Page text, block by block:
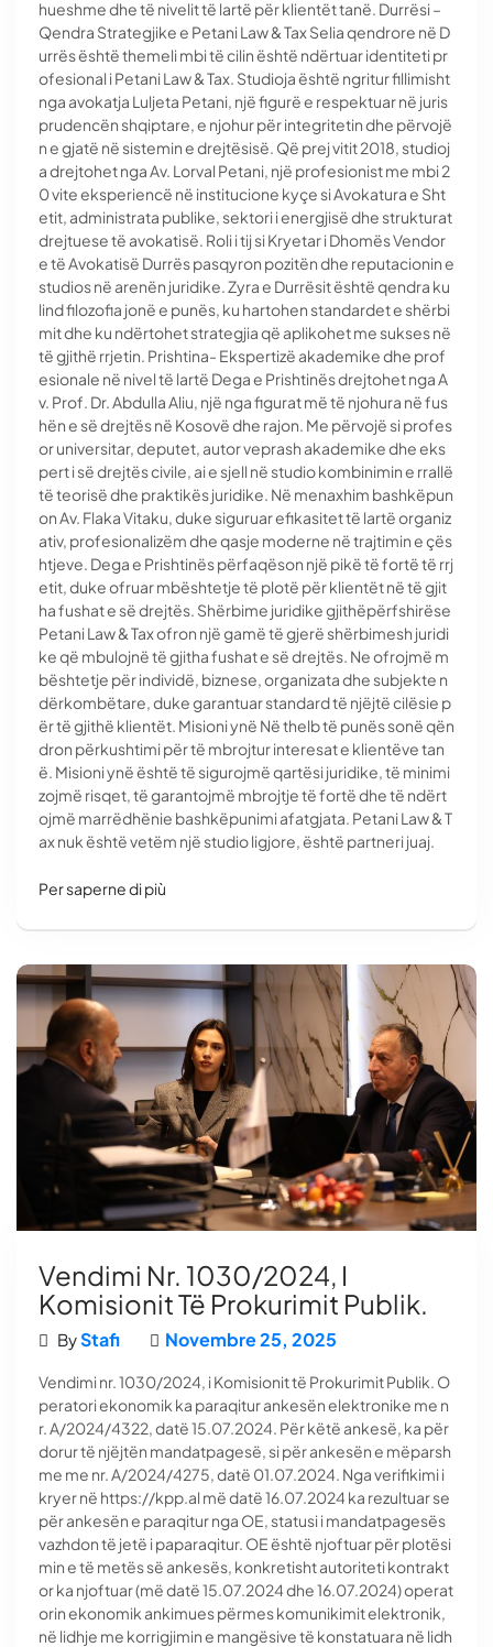
hueshme dhe të nivelit të lartë për klientët tanë. Durrësi –
Qendra Strategjike e Petani Law & Tax Selia qendrore në D
urrës është themeli mbi të cilin është ndërtuar identiteti pr
ofesional i Petani Law & Tax. Studioja është ngritur fillimisht
nga avokatja Luljeta Petani, një figurë e respektuar në juris
prudencën shqiptare, e njohur për integritetin dhe përvojë
n e gjatë në sistemin e drejtësisë. Që prej vitit 2018, studioj
a drejtohet nga Av. Lorval Petani, një profesionist me mbi 2
0 vite eksperiencë në institucione kyçe si Avokatura e Sht
etit, administrata publike, sektori i energjisë dhe strukturat
drejtuese të avokatisë. Roli i tij si Kryetar i Dhomës Vendor
e të Avokatisë Durrës pasqyron pozitën dhe reputacionin e
studios në arenën juridike. Zyra e Durrësit është qendra ku
lind filozofia jonë e punës, ku hartohen standardet e shërbi
mit dhe ku ndërtohet strategjia që aplikohet me sukses në
të gjithë rrjetin. Prishtina- Ekspertizë akademike dhe prof
esionale në nivel të lartë Dega e Prishtinës drejtohet nga A
v. Prof. Dr. Abdulla Aliu, një nga figurat më të njohura në fus
hën e së drejtës në Kosovë dhe rajon. Me përvojë si profes
or universitar, deputet, autor veprash akademike dhe eks
pert i së drejtës civile, ai e sjell në studio kombinimin e rrallë
të teorisë dhe praktikës juridike. Në menaxhim bashkëpun
on Av. Flaka Vitaku, duke siguruar efikasitet të lartë organiz
ativ, profesionalizëm dhe qasje moderne në trajtimin e çës
htjeve. Dega e Prishtinës përfaqëson një pikë të fortë të rrj
etit, duke ofruar mbështetje të plotë për klientët në të gjit
ha fushat e së drejtës. Shërbime juridike gjithëpërfshirëse
Petani Law & Tax ofron një gamë të gjerë shërbimesh juridi
ke që mbulojnë të gjitha fushat e së drejtës. Ne ofrojmë m
bështetje për individë, biznese, organizata dhe subjekte n
dërkombëtare, duke garantuar standard të njëjtë cilësie p
ër të gjithë klientët. Misioni ynë Në thelb të punës sonë qën
dron përkushtimi për të mbrojtur interesat e klientëve tan
ë. Misioni ynë është të sigurojmë qartësi juridike, të minimi
zojmë risqet, të garantojmë mbrojtje të fortë dhe të ndërt
ojmë marrëdhënie bashkëpunimi afatgjata. Petani Law & T
ax nuk është vetëm një studio ligjore, është partneri juaj.
Per saperne di più
Vendimi Nr. 1030/2024, I
Komisionit Të Prokurimit Publik.
ByStafi Novembre 25, 2025
Vendimi nr. 1030/2024, i Komisionit të Prokurimit Publik. O
peratori ekonomik ka paraqitur ankesën elektronike me n
r. A/2024/4322, datë 15.07.2024. Për këtë ankesë, ka për
dorur të njëjtën mandatpagesë, si për ankesën e mëparsh
me me nr. A/2024/4275, datë 01.07.2024. Nga verifikimi i
kryer në https://kpp.al më datë 16.07.2024 ka rezultuar se
për ankesën e paraqitur nga OE, statusi i mandatpagesës
vazhdon të jetë i paparaqitur. OE është njoftuar për plotësi
min e të metës së ankesës, konkretisht autoriteti kontrakt
or ka njoftuar (më datë 15.07.2024 dhe 16.07.2024) operat
orin ekonomik ankimues përmes komunikimit elektronik,
në lidhje me korrigjimin e mangësive të konstatuara në lidh